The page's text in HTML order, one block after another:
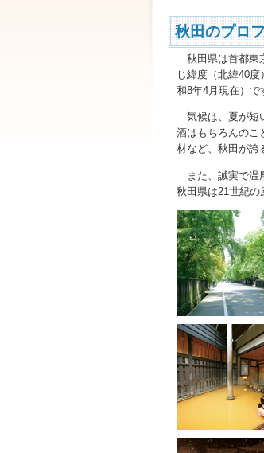
秋田のプロ
秋田県は首都東
じ緯度（北緯40
和8年4月現在）で
気候は、夏が短
酒はもちろんのこ
材など、秋田が誇
また、誠実で温
秋田県は21世紀の